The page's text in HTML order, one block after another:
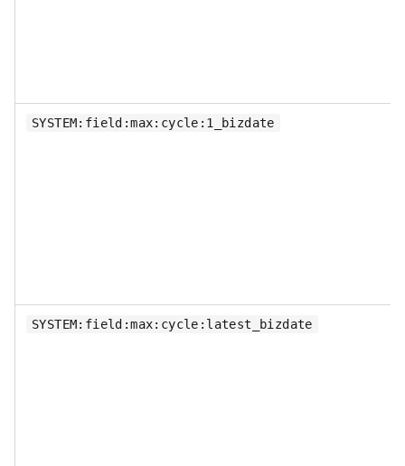
SYSTEM:field:max:cycle:1_bizdate
SYSTEM:field:max:cycle:latest_bizdate